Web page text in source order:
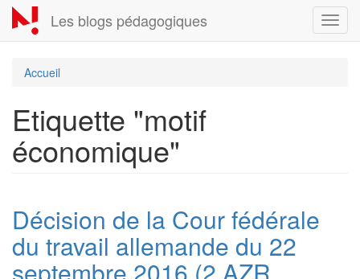
Aller
au
contenu
Les blogs pédagogiques
Accueil
Etiquette "motif
économique"
Décision de la Cour fédérale
du travail allemande du 22